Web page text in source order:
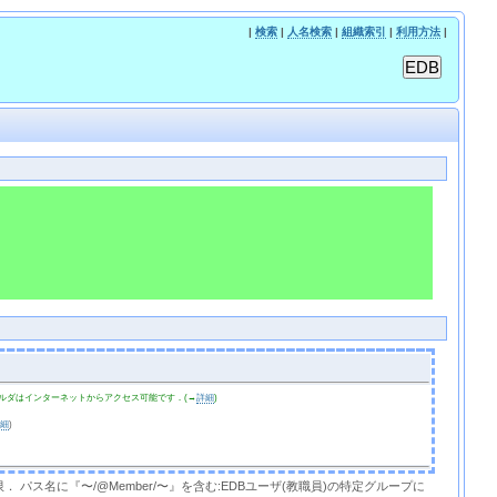
| 検索| 人名検索| 組織索引 | 利用方法|
ダはインターネットからアクセス可能です．(→詳細)
)
パス名に『〜/@Member/〜』を含む:EDBユーザ(教職員)の特定グループに